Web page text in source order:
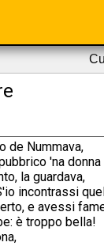
de Nummava,
'na donna
la guardava,
incontrassi
e avessi
è troppo bella!